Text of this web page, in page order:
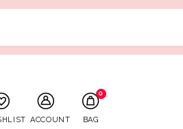
ACCOUNT BAG
0